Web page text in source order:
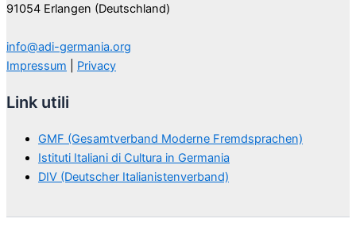
91054 Erlangen (Deutschland)
info@adi-germania.org
Impressum
Privacy
Link utili
GMF (Gesamtverband Moderne Fremdsprachen)
Istituti Italiani di Cultura in Germania
DIV (Deutscher Italianistenverband)